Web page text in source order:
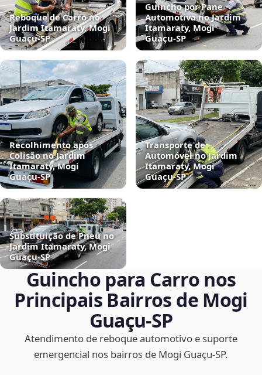
Reboque de Carro no
Jardim Itamaraty, Mogi
Guaçu‑SP
Guincho por Pane
Automotiva no Jardim
Itamaraty, Mogi
Guaçu‑SP
Recolhimento após
Colisão no Jardim
Itamaraty, Mogi
Guaçu‑SP
Transporte de
Automóvel no Jardim
Itamaraty, Mogi
Guaçu‑SP
Substituição de Pneu no
Jardim Itamaraty, Mogi
Guaçu‑SP
Guincho para Carro nos
Principais Bairros de Mogi
Guaçu‑SP
Atendimento de reboque automotivo e suporte
emergencial nos bairros de Mogi Guaçu‑SP.